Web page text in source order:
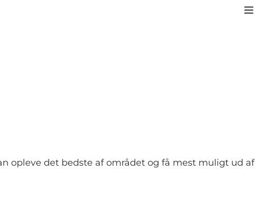
opleve det bedste af området og få mest muligt ud af